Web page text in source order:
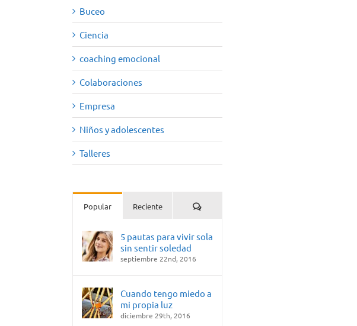
Buceo
Ciencia
coaching emocional
Colaboraciones
Empresa
Niños y adolescentes
Talleres
Popular Reciente Comentarios
5 pautas para vivir sola
sin sentir soledad
septiembre 22nd, 2016
Cuando tengo miedo a
mi propia luz
diciembre 29th, 2016